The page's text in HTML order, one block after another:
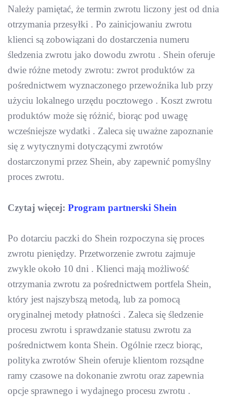
Należy pamiętać, że termin zwrotu liczony jest od dnia
otrzymania przesyłki . Po zainicjowaniu zwrotu
klienci są zobowiązani do dostarczenia numeru
śledzenia zwrotu jako dowodu zwrotu . Shein oferuje
dwie różne metody zwrotu: zwrot produktów za
pośrednictwem wyznaczonego przewoźnika lub przy
użyciu lokalnego urzędu pocztowego . Koszt zwrotu
produktów może się różnić, biorąc pod uwagę
wcześniejsze wydatki . Zaleca się uważne zapoznanie
się z wytycznymi dotyczącymi zwrotów
dostarczonymi przez Shein, aby zapewnić pomyślny
proces zwrotu.
Czytaj więcej: Program partnerski Shein
Po dotarciu paczki do Shein rozpoczyna się proces
zwrotu pieniędzy. Przetworzenie zwrotu zajmuje
zwykle około 10 dni . Klienci mają możliwość
otrzymania zwrotu za pośrednictwem portfela Shein,
który jest najszybszą metodą, lub za pomocą
oryginalnej metody płatności . Zaleca się śledzenie
procesu zwrotu i sprawdzanie statusu zwrotu za
pośrednictwem konta Shein. Ogólnie rzecz biorąc,
polityka zwrotów Shein oferuje klientom rozsądne
ramy czasowe na dokonanie zwrotu oraz zapewnia
opcje sprawnego i wydajnego procesu zwrotu .